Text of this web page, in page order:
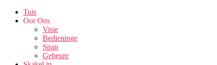
Tuis
Oor Ons
Visie
Bedieninge
Span
Gebeure